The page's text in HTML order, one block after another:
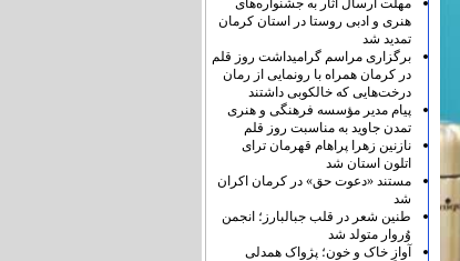
مهلت ارسال آثار به جشنواره‌های
هنری و ادبی روستا در استان کرمان
تمدید شد
برگزاری مراسم گرامیداشت روز قلم
در کرمان همراه با رونمایی از رمان
درخت‌هایی که خالکوبی داشتند
پیام مدیر مؤسسه فرهنگی و هنری
تمدن جاوید به مناسبت روز قلم
نازنین زهرا پراهام قهرمان ترای
اتلون استان شد
مستند «دعوت حق» در کرمان اکران
شد
طنین شعر در قلب جبالبارز؛ انجمن
وُروار متولد شد
آوازِ خاک و خون؛ پژواک همدلی